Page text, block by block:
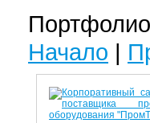
Начало |